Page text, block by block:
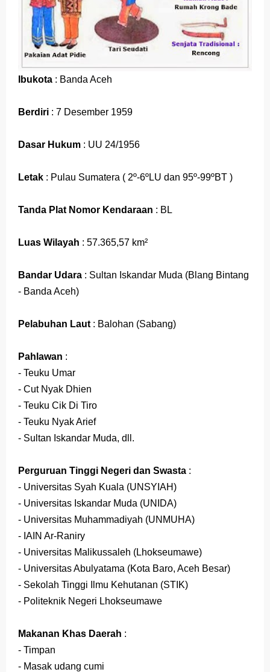
Soal dan Kunci Jawaban PAT PJOK Kelas 1
Soal dan Kunci Jawaban PAT Bahasa Indonesia
Kelas 4
Pengguna Jalan Raya)
Soal dan Jawaban Matematika (ESPS) Kelas 4
Jawaban BUPENA 4D Kelas 4 Halaman 110
Jawaban ESPS (Matematika) Kelas 4 Halaman 171
Jawaban ESPS (Matematika) Kelas 4 Halaman 169
Belajar Dari Rumah Kelas 4 (Selasa, 25 Mei 2021)
Kunci Jawaban IPS Halaman 4 Kelas 8 Semester 1
Ibukota : Banda Aceh
Berdiri : 7 Desember 1959
Dasar Hukum : UU 24/1956
Letak : Pulau Sumatera ( 2º-6ºLU dan 95º-99ºBT )
Tanda Plat Nomor Kendaraan : BL
Luas Wilayah : 57.365,57 km²
Bandar Udara : Sultan Iskandar Muda (Blang Bintang
- Banda Aceh)
Pelabuhan Laut : Balohan (Sabang)
Pahlawan :
- Teuku Umar
- Cut Nyak Dhien
- Teuku Cik Di Tiro
- Teuku Nyak Arief
- Sultan Iskandar Muda, dll.
Perguruan Tinggi Negeri dan Swasta :
- Universitas Syah Kuala (UNSYIAH)
- Universitas Iskandar Muda (UNIDA)
- Universitas Muhammadiyah (UNMUHA)
- IAIN Ar-Raniry
- Universitas Malikussaleh (Lhokseumawe)
- Universitas Abulyatama (Kota Baro, Aceh Besar)
- Sekolah Tinggi Ilmu Kehutanan (STIK)
- Politeknik Negeri Lhokseumawe
Makanan Khas Daerah :
- Timpan
- Masak udang cumi